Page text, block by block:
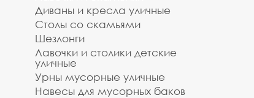
Диваны и кресла уличные
Столы со скамьями
Шезлонги
Лавочки и столики детские
уличные
Урны мусорные уличные
Навесы для мусорных баков